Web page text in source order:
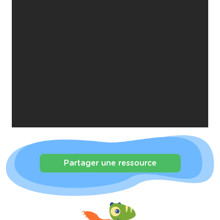
Partager une ressource